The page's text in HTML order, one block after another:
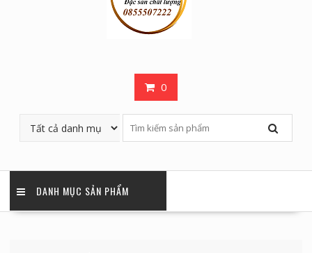
0
DANH MỤC SẢN PHẨM